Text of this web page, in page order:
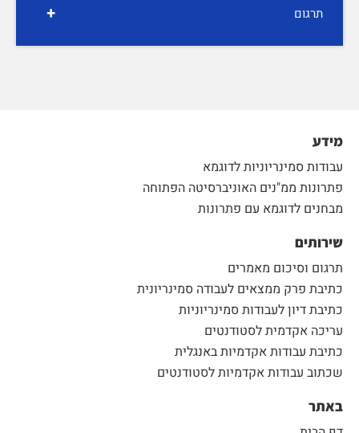
+ תרגום
מידע
עבודות סמינריוניות לדוגמא
פתרונות ממ"נים האוניברסיטה הפתוחה
מבחנים לדוגמא עם פתרונות
שירותים
תרגום וסיכום מאמרים
כתיבת פרק ממצאים לעבודה סמינריונית
כתיבת דיון לעבודות סמינריוניות
עריכה אקדמית לסטודנטים
כתיבת עבודות אקדמיות באנגלית
שכתוב עבודות אקדמיות לסטודנטים
באתר